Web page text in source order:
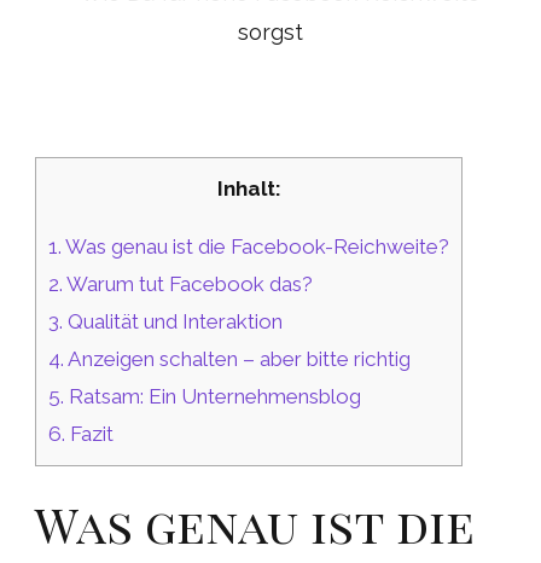
Inhalt:
1. Was genau ist die Facebook-Reichweite?
2. Warum tut Facebook das?
3. Qualität und Interaktion
4. Anzeigen schalten – aber bitte richtig
5. Ratsam: Ein Unternehmensblog
6. Fazit
Was genau ist die